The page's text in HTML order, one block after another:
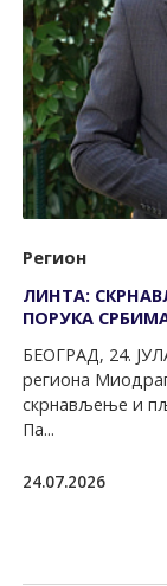
Регион
ЛИНТА:
ПОРУКА
БЕОГРАД, 24.
региона
скрнављење и
Па...
24.07.2026